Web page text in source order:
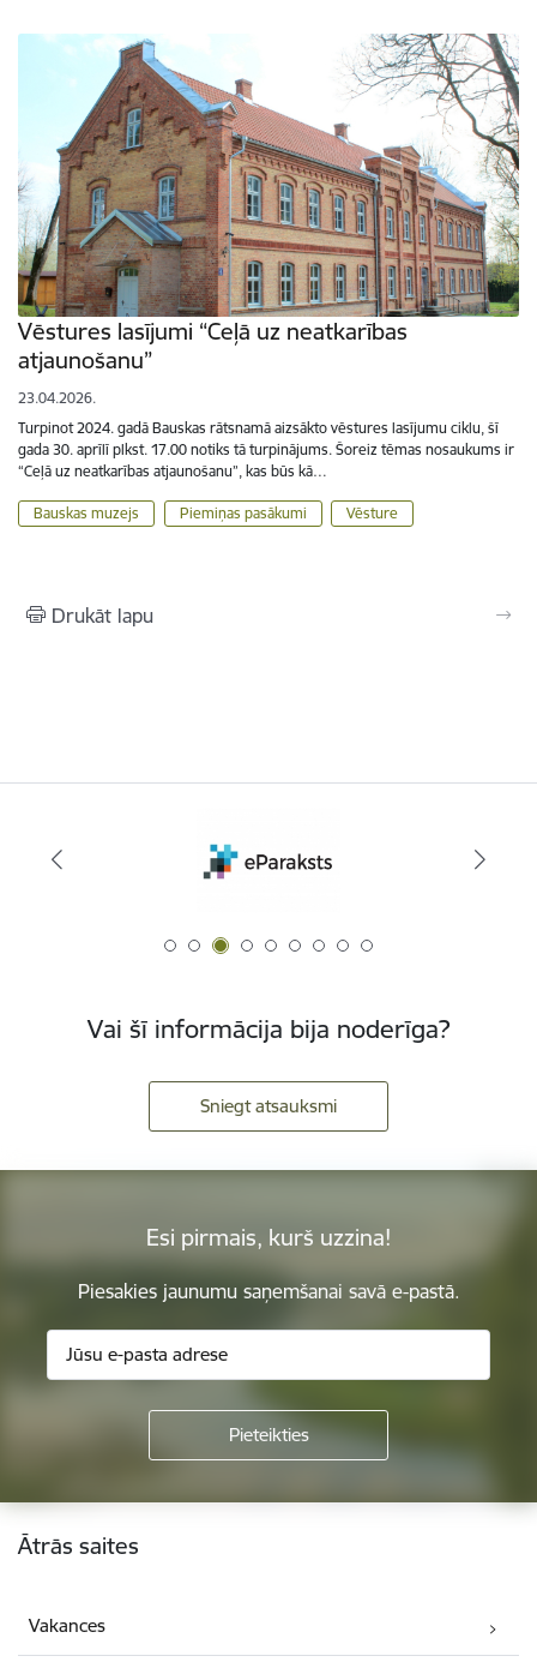
Vēstures lasījumi “Ceļā uz neatkarības
atjaunošanu”
23.04.2026.
Turpinot 2024. gadā Bauskas rātsnamā aizsākto vēstures lasījumu ciklu, šī
gada 30. aprīlī plkst. 17.00 notiks tā turpinājums. Šoreiz tēmas nosaukums ir
“Ceļā uz neatkarības atjaunošanu”, kas būs kā…
Bauskas muzejs Piemiņas pasākumi Vēsture
Drukāt lapu
Vai šī informācija bija noderīga?
Sniegt atsauksmi
Esi pirmais, kurš uzzina!
Piesakies jaunumu saņemšanai savā e-pastā.
Kājene
Ātrās saites
Vakances